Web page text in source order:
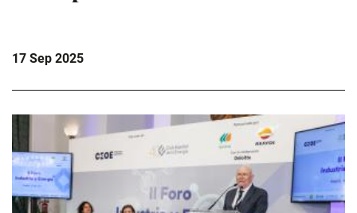
17 Sep 2025